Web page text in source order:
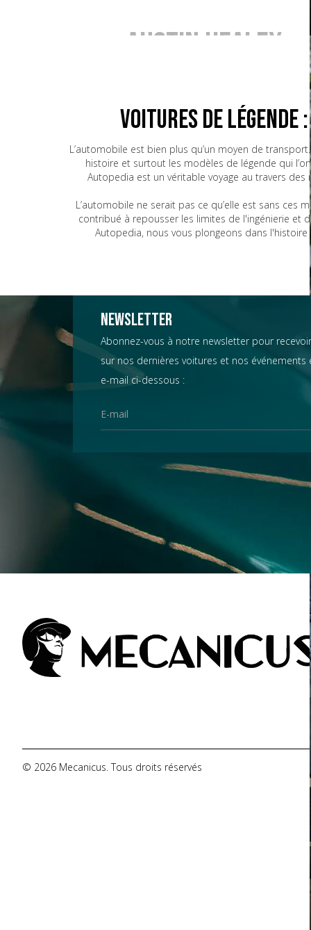
Austin Healey
BMW
Bugatti
CG
Chevrolet
Chrysler
Citroën
D.B
De Tomaso
Voitures de
L’automobile est bien plus qu’un moyen de
histoire et surtout les modèles de légende qui
Autopedia est un véritable voyage au travers
L’automobile ne serait pas ce qu’elle est sans
contribué à repousser les limites de l'ingénierie et
Autopedia, nous vous plongeons dans
Newsletter
Abonnez-vous à notre newsletter pour
sur nos dernières voitures et nos événements
e-mail ci-dessous :
© 2026 Mecanicus. Tous droits réservés